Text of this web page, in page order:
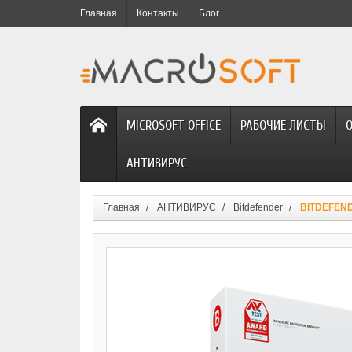
Главная Контакты Блог
MICROSOFT OFFICE РАБОЧИЕ ЛИСТЫ
АНТИВИРУС
Главная АНТИВИРУС Bitdefender